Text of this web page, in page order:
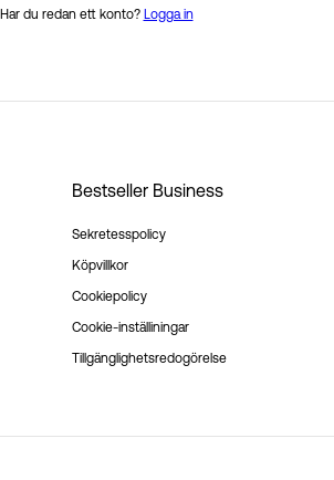
Har du redan ett konto? Logga in
Bestseller Business
Sekretesspolicy
Köpvillkor
Cookiepolicy
Cookie-inställiningar
Tillgänglighetsredogörelse